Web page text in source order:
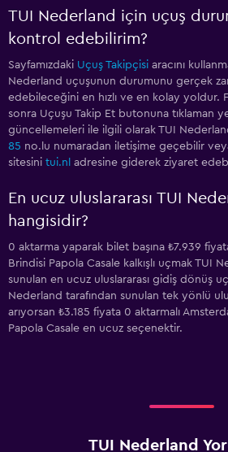
TUI Nederland için uçuş
kontrol edebilirim?
Sayfamızdaki Uçuş Takipçisi aracını
Nederland uçuşunun durumunu gerçek
edebileceğini en hızlı ve en kolay yoldur.
sonra Uçuşu Takip Et butonuna tıklaman
güncellemeleri ile ilgili olarak TUI
85 no.lu numaradan iletişime geçebilir
sitesini tui.nl adresine giderek ziyaret
En ucuz uluslararası TUI
hangisidir?
0 aktarma yaparak bilet başına ₺7.939
Brindisi Papola Casale kalkışlı uçmak TUI
sunulan en ucuz uluslararası gidiş dönüş
Nederland tarafından sunulan tek yönlü
arıyorsan ₺3.185 fiyata 0 aktarmalı
Papola Casale en ucuz seçenektir.
TUI Nederland